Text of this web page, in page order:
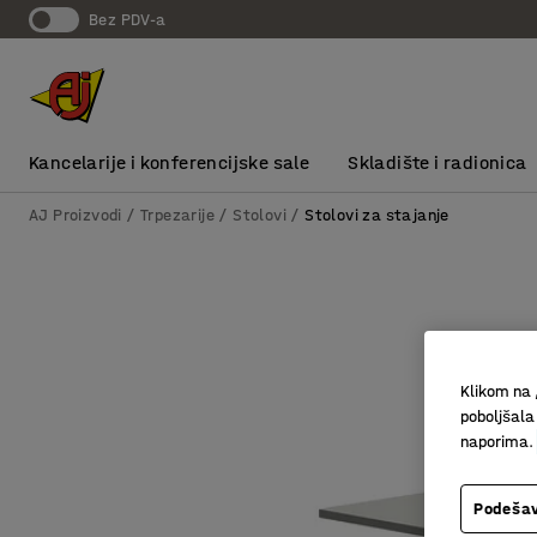
bez PDV-a
Kancelarije i konferencijske sale Skladište i radionica
AJ Proizvodi Trpezarije Stolovi Stolovi za stajanje
Klikom na
naporima.